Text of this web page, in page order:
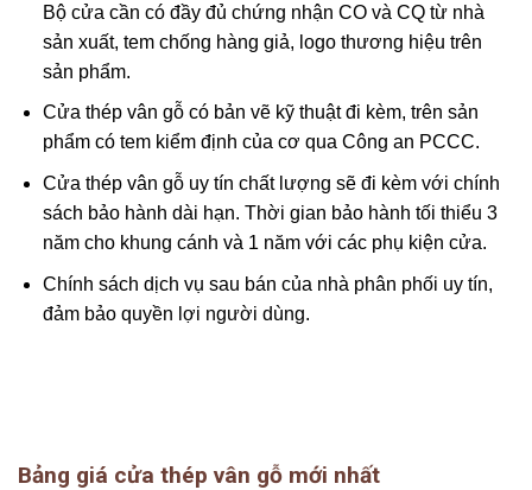
Bộ cửa cần có đầy đủ chứng nhận CO và CQ từ nhà
sản xuất, tem chống hàng giả, logo thương hiệu trên
sản phẩm.
Cửa thép vân gỗ có bản vẽ kỹ thuật đi kèm, trên sản
phẩm có tem kiểm định của cơ qua Công an PCCC.
Cửa thép vân gỗ uy tín chất lượng sẽ đi kèm với chính
sách bảo hành dài hạn. Thời gian bảo hành tối thiểu 3
năm cho khung cánh và 1 năm với các phụ kiện cửa.
Chính sách dịch vụ sau bán của nhà phân phối uy tín,
đảm bảo quyền lợi người dùng.
Bảng giá cửa thép vân gỗ mới nhất